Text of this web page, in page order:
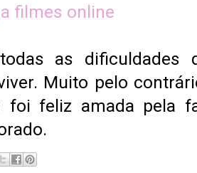
filmes online
as dificuldades
Muito pelo
foi feliz amada pela